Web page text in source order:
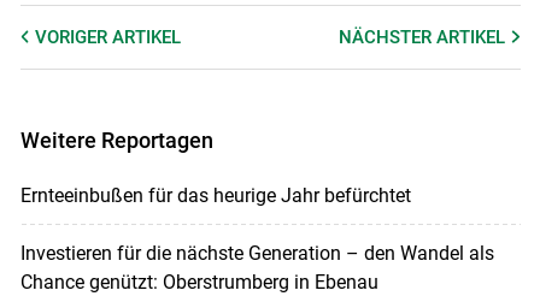
VORIGER ARTIKEL NÄCHSTERARTIKEL
Weitere Reportagen
Ernteeinbußen für das heurige Jahr befürchtet
Investieren für die nächste Generation – den Wandel als
Chance genützt: Oberstrumberg in Ebenau